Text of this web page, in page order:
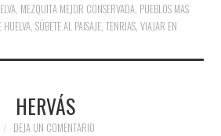
, MEZQUITA MEJOR CONSERVADA, PUEBLOS MAS
HUELVA,SÚBETE AL PAISAJE,TENRIAS,VIAJAR EN
HERVÁS
DEJA UN COMENTARIO